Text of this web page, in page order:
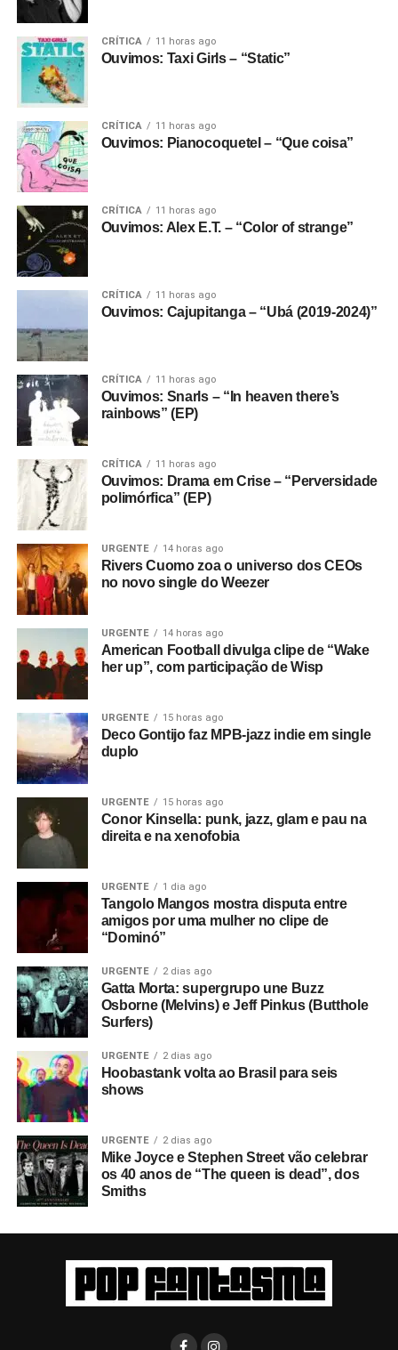
CRÍTICA 11 horas ago
Ouvimos: Taxi Girls – “Static”
CRÍTICA 11 horas ago
Ouvimos: Pianocoquetel – “Que coisa”
CRÍTICA 11 horas ago
Ouvimos: Alex E.T. – “Color of strange”
CRÍTICA 11 horas ago
Ouvimos: Cajupitanga – “Ubá (2019-2024)”
CRÍTICA 11 horas ago
Ouvimos: Snarls – “In heaven there’s
rainbows” (EP)
CRÍTICA 11 horas ago
Ouvimos: Drama em Crise – “Perversidade
polimórfica” (EP)
URGENTE 14 horas ago
Rivers Cuomo zoa o universo dos CEOs
no novo single do Weezer
URGENTE 14 horas ago
American Football divulga clipe de “Wake
her up”, com participação de Wisp
URGENTE 15 horas ago
Deco Gontijo faz MPB-jazz indie em single
duplo
URGENTE 15 horas ago
Conor Kinsella: punk, jazz, glam e pau na
direita e na xenofobia
URGENTE 1 dia ago
Tangolo Mangos mostra disputa entre
amigos por uma mulher no clipe de
“Dominó”
URGENTE 2 dias ago
Gatta Morta: supergrupo une Buzz
Osborne (Melvins) e Jeff Pinkus (Butthole
Surfers)
URGENTE 2 dias ago
Hoobastank volta ao Brasil para seis
shows
URGENTE 2 dias ago
Mike Joyce e Stephen Street vão celebrar
os 40 anos de “The queen is dead”, dos
Smiths